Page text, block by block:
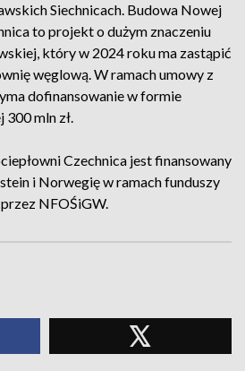
Siechnicach. Budowa Nowej
to projekt o dużym znaczeniu
który w 2024 roku ma zastąpić
węglową. W ramach umowy z
dofinansowanie w formie
mln zł.
Czechnica jest finansowany
i Norwegię w ramach funduszy
NFOŚiGW.